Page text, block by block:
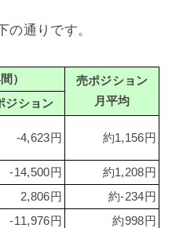
の通りです。
）
売ポジション
月平均
ジション
-4,623円 約1,156円
-14,500円
約1,208円
2,806円
約-234円
-11,976円
約998円